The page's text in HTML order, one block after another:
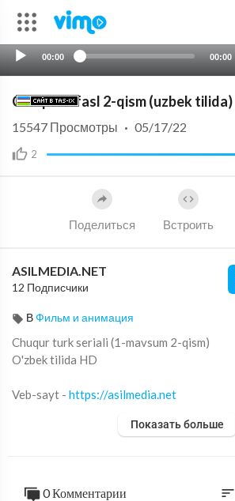
00:00 00:00
Chuqur 1-fasl 2-qism (uzbek tilida)
2
15547 Просмотры · 05/17/22
Поделиться Встроить
ASILMEDIA.NET
12 Подписчики
ВФильм и анимация
Chuqur turk seriali (1-mavsum 2-qism)
O'zbek tilida HD
Veb-sayt - https://asilmedia.net
https://youtube.com/c/uzbfilm
Показать больше
0 Комментарии sort